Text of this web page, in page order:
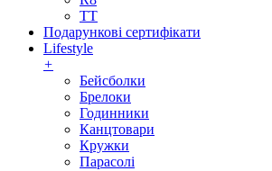
TT
Подарункові сертифікати
Lifestyle
+
Бейсболки
Брелоки
Годинники
Канцтовари
Кружки
Парасолі